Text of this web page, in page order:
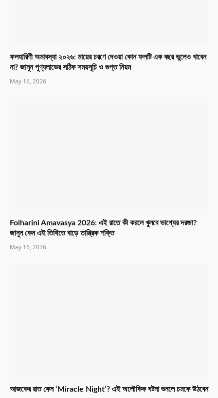
ফলহারিণী অমাবস্যা ২০২৬: মায়ের চরণে দেওয়া কোন ফলটি এক বছর ভুলেও খাবেন
না? জানুন পুণ্যলাভের সঠিক সময়সূচি ও গুপ্ত নিয়ম
May 16, 2026
Folharini Amavasya 2026: এই রাতে কী করলে খুলবে ভাগ্যের দরজা?
জানুন কেন এই তিথিতে বাড়ে তান্ত্রিক শক্তি
May 16, 2026
আজকের রাত কেন ‘Miracle Night’? এই অলৌকিক ঘটনা শুনলে চমকে উঠবেন